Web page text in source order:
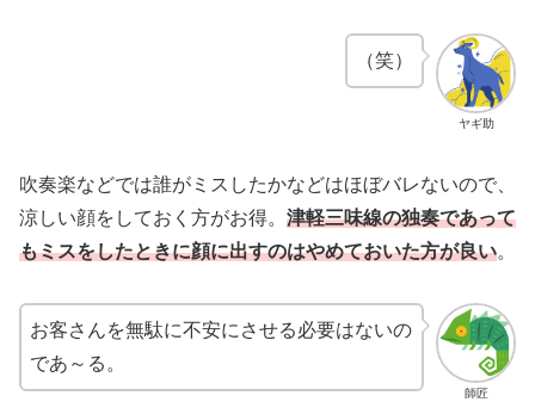
ヤギ助
（笑）
吹奏楽などでは誰がミスしたかなどはほぼバレないので、
涼しい顔をしておく方がお得。 津軽三味線の独奏であって
もミスをしたときに顔に出すのはやめておいた方が良い。
師匠
お客さんを無駄に不安にさせる必要はないの
であ～る。